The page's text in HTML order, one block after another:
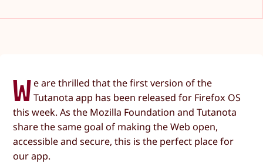
W e are thrilled that the first version of the
Tutanota app has been released for Firefox OS
this week. As the Mozilla Foundation and Tutanota
share the same goal of making the Web open,
accessible and secure, this is the perfect place for
our app.